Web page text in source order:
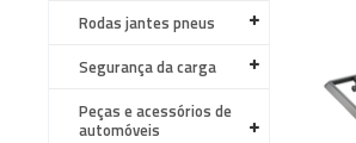
Rodas jantes pneus
Segurança da carga
Peças e acessórios de
automóveis